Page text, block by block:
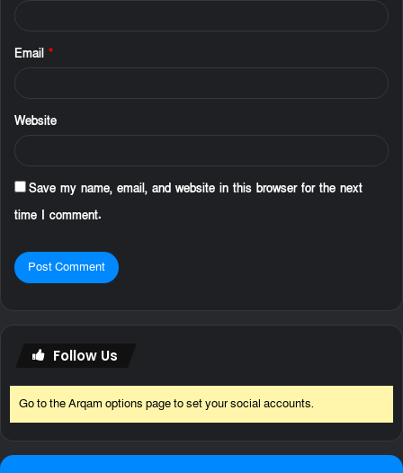
Email *
Website
Save my name, email, and website in this browser for the next
time I comment.
Follow Us
Go to the Arqam options page to set your social accounts.